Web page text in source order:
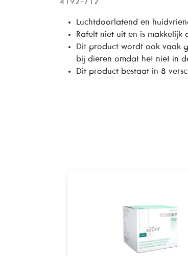
4192-712
Luchtdoorlatend en
Rafelt niet uit en is makkelijk
Dit product wordt ook vaak
bij dieren omdat het niet in
Dit product bestaat in 8